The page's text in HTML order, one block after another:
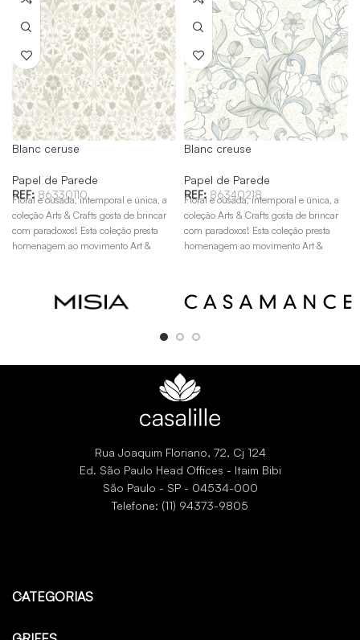
Blanc ceruse
Papel de Parede
REF: 86330110
Floral e ousada, intemporal e única, a
coleção Arts & Crafts gosta de brincar
com paradoxos! Esta coleção presta
homenagem ao movimento Art &
Blanc creuse
Papel de Parede
REF: 86340218
Floral e ousada, intemporal e única, a
coleção Arts & Crafts gosta de brincar
com paradoxos! Esta coleção presta
homenagem ao movimento Art &
Rua Joaquim Floriano, 72, Cj 124
Ed. São Paulo Head Offices - Itaim Bibi
São Paulo - SP - 04534-000
Telefone: (11) 94373-9805
CATEGORIAS